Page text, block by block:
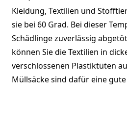
Kleidung, Textilien und
sie bei 60 Grad. Bei dieser
Schädlinge zuverlässig
können Sie die Textilien in
verschlossenen Plastiktüten
Müllsäcke sind dafür eine gute